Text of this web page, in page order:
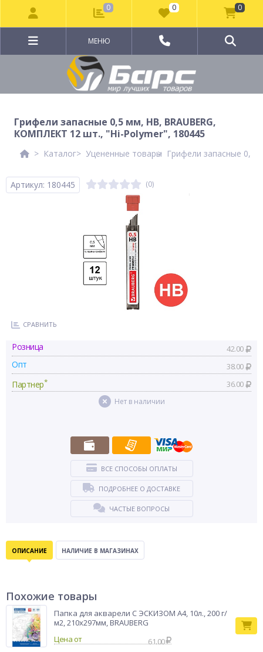
МЕНЮ
Грифели запасные 0,5 мм, HB, BRAUBERG,
КОМПЛЕКТ 12 шт., "Hi-Polymer", 180445
Каталог Уцененные товары Грифели запасные 0,5
Артикул: 180445 (0)
СРАВНИТЬ
Розница 42.00
Опт 38.00
Партнер* 36.00
Нет в наличии
ВСЕ СПОСОБЫ ОПЛАТЫ
ПОДРОБНЕЕ О ДОСТАВКЕ
ЧАСТЫЕ ВОПРОСЫ
ОПИСАНИЕ НАЛИЧИЕ В МАГАЗИНАХ
Похожие товары
Папка для акварели С ЭСКИЗОМ А4, 10л., 200 г/
м2, 210х297мм, BRAUBERG
Цена от
61.00
0 0 0